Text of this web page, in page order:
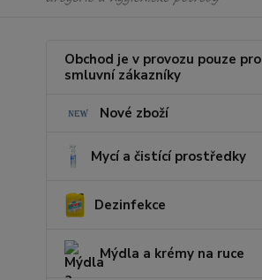
Obchod je v provozu pouze pro
smluvní zákazníky
Nové zboží
Mycí a čistící prostředky
Dezinfekce
Mýdla a krémy na ruce